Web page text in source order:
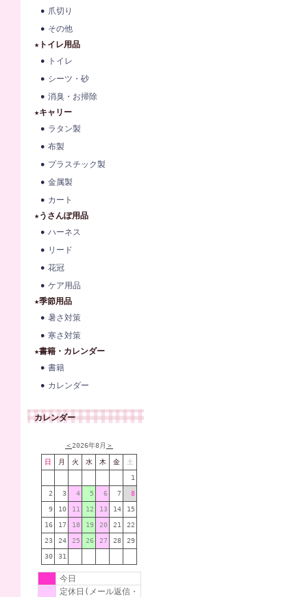
爪切り
その他
★トイレ用品
トイレ
シーツ・砂
消臭・お掃除
★キャリー
ラタン製
布製
プラスチック製
金属製
カート
★うさんぽ用品
ハーネス
リード
花冠
ケア用品
★季節用品
暑さ対策
寒さ対策
★書籍・カレンダー
書籍
カレンダー
カレンダー
＜2026年8月 ＞
日 月 火 水 木 金 土
1
2 3 4 5 6 7 8
9 10 11 12 13 14 15
16 17 18 19 20 21 22
23 24 25 26 27 28 29
30 31
今日
定休日(メール返信・